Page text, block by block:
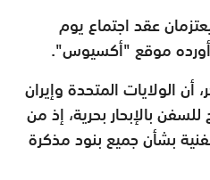
عقد اجتماع يوم
أورده موقع "أكسيوس".
الولايات المتحدة وإيران
بالإبحار بحرية، إذ من
بشأن جميع بنود مذكرة